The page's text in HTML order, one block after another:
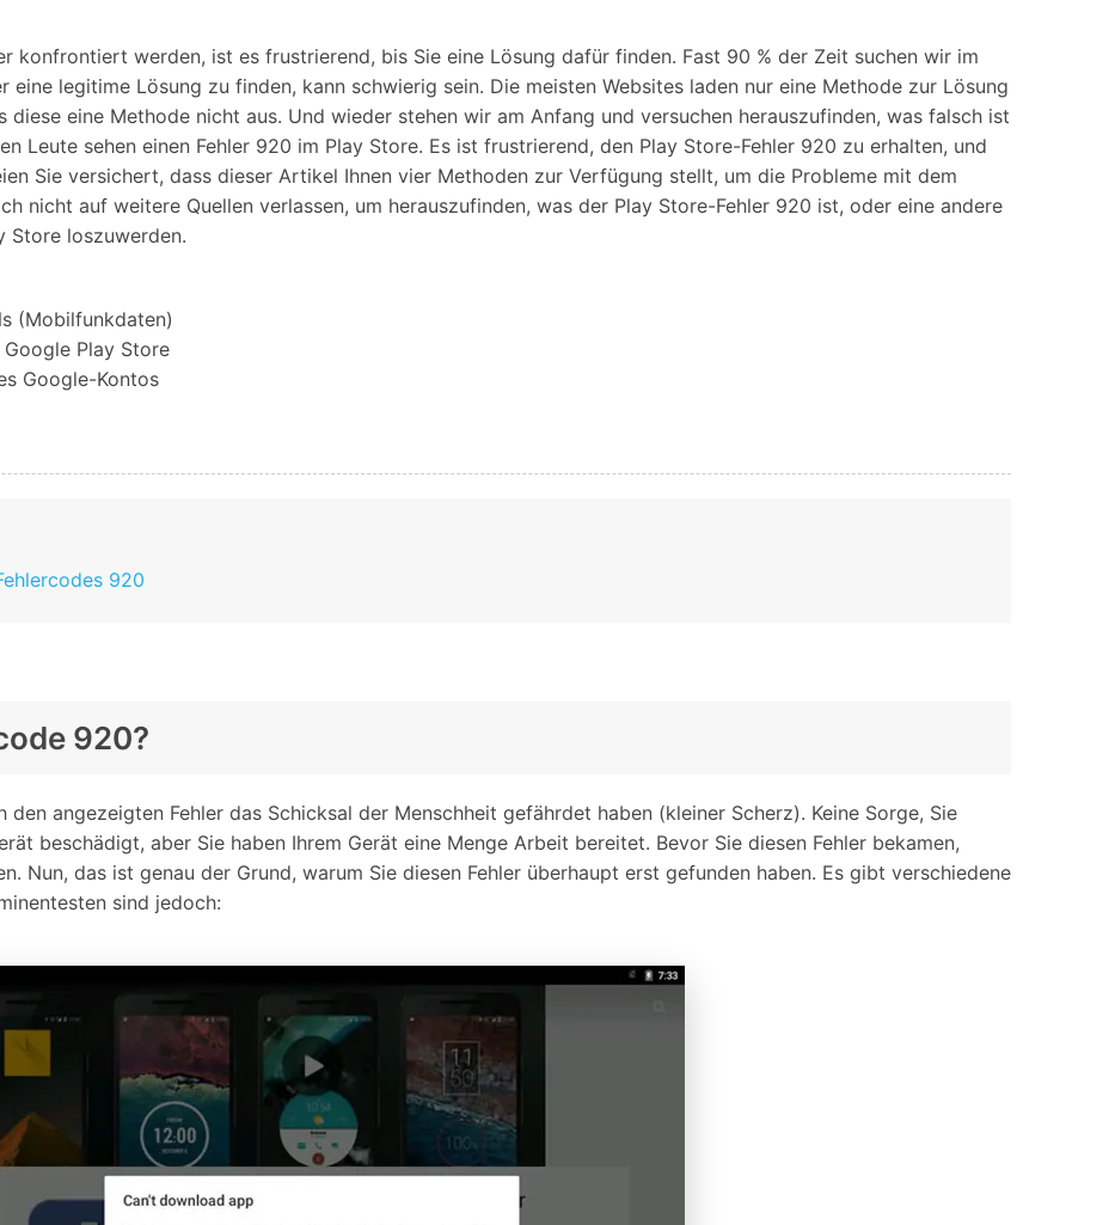
Systemreparatur
Datenlöscher
Telefondatenlöscher
Telefonübertragung
Telefon-zu-Telefon-
Übertragung
Virtueller Standort
GPS-
Standortwechsler
Entdecken Sie die kostenlosen Funktionen
Entdecken Sie kostenlose Funktionen und Tipps zur
Ersteinrichtung.
Rabatte und akademische Lizenzen
Kontaktieren Sie uns
Wir helfen Ihnen gerne bei technischen Fragen oder
Fragen zu Ihrem Konto.
konfrontiert werden, ist es frustrierend, bis Sie eine Lösung dafür finden. Fast 90 % der Zeit suchen wir im
eine legitime Lösung zu finden, kann schwierig sein. Die meisten Websites laden nur eine Methode zur Lösung
diese eine Methode nicht aus. Und wieder stehen wir am Anfang und versuchen herauszufinden, was falsch ist
Leute sehen einen Fehler 920 im Play Store. Es ist frustrierend, den Play Store-Fehler 920 zu erhalten, und
Sie versichert, dass dieser Artikel Ihnen vier Methoden zur Verfügung stellt, um die Probleme mit dem
nicht auf weitere Quellen verlassen, um herauszufinden, was der Play Store-Fehler 920 ist, oder eine andere
Store loszuwerden.
(Mobilfunkdaten)
Play Store
Google-Kontos
920
920?
angezeigten Fehler das Schicksal der Menschheit gefährdet haben (kleiner Scherz). Keine Sorge, Sie
beschädigt, aber Sie haben Ihrem Gerät eine Menge Arbeit bereitet. Bevor Sie diesen Fehler bekamen,
Nun, das ist genau der Grund, warum Sie diesen Fehler überhaupt erst gefunden haben. Es gibt verschiedene
sind jedoch: